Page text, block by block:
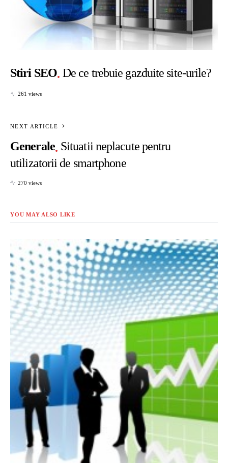
Stiri SEO De ce trebuie gazduite site-urile?
261 views
NEXT ARTICLE
Generale Situatii neplacute pentru
utilizatorii de smartphone
270 views
YOU MAY ALSO LIKE